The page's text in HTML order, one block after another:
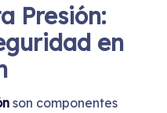
Presión:
en
son componentes